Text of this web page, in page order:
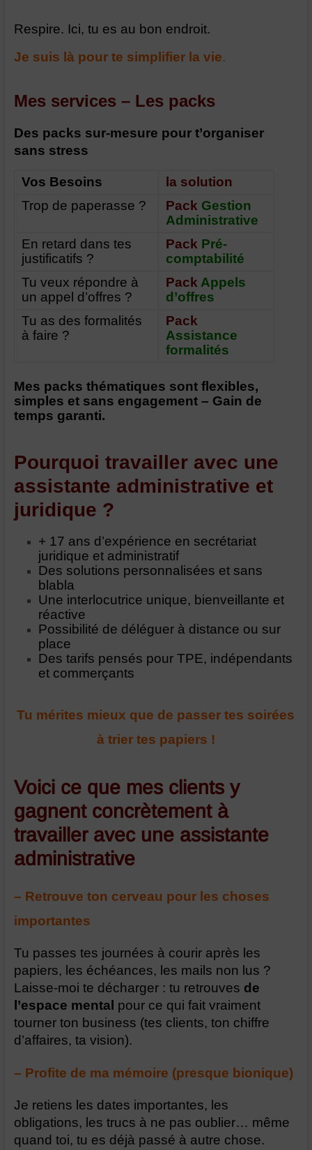
Respire. Ici, tu es au bon endroit.
Je suis là pour te simplifier la vie.
Mes services – Les packs
Des packs sur-mesure pour t’organiser
sans stress
Vos Besoins
la solution
Trop de paperasse ?
Pack Gestion
Administrative
En retard dans tes
justificatifs ?
Pack Pré-
comptabilité
Tu veux répondre à
un appel d’offres ?
Pack Appels
d’offres
Tu as des formalités
à faire ?
Pack
Assistance
formalités
Mes packs thématiques sont flexibles,
simples et sans engagement – Gain de
temps garanti.
Pourquoi travailler avec une
assistante administrative et
juridique ?
+ 17 ans d’expérience en secrétariat
juridique et administratif
Des solutions personnalisées et sans
blabla
Une interlocutrice unique, bienveillante et
réactive
Possibilité de déléguer à distance ou sur
place
Des tarifs pensés pour TPE, indépendants
et commerçants
Tu mérites mieux que de passer tes soirées
à trier tes papiers !
Voici ce que mes clients y
gagnent concrètement à
travailler avec une assistante
administrative
– Retrouve ton cerveau pour les choses
importantes
Tu passes tes journées à courir après les
papiers, les échéances, les mails non lus ?
Laisse-moi te décharger : tu retrouves de
l’espace mental pour ce qui fait vraiment
tourner ton business (tes clients, ton chiffre
d’affaires, ta vision).
– Profite de ma mémoire (presque bionique)
Je retiens les dates importantes, les
obligations, les trucs à ne pas oublier… même
quand toi, tu es déjà passé à autre chose.